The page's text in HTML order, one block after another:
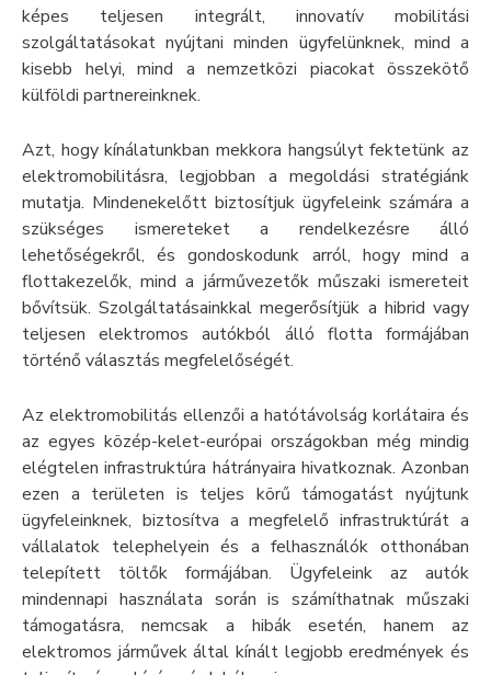
képes teljesen integrált, innovatív mobilitási
szolgáltatásokat nyújtani minden ügyfelünknek, mind a
kisebb helyi, mind a nemzetközi piacokat összekötő
külföldi partnereinknek.
Azt, hogy kínálatunkban mekkora hangsúlyt fektetünk az
elektromobilitásra, legjobban a megoldási stratégiánk
mutatja. Mindenekelőtt biztosítjuk ügyfeleink számára a
szükséges ismereteket a rendelkezésre álló
lehetőségekről, és gondoskodunk arról, hogy mind a
flottakezelők, mind a járművezetők műszaki ismereteit
bővítsük. Szolgáltatásainkkal megerősítjük a hibrid vagy
teljesen elektromos autókból álló flotta formájában
történő választás megfelelőségét.
Az elektromobilitás ellenzői a hatótávolság korlátaira és
az egyes közép-kelet-európai országokban még mindig
elégtelen infrastruktúra hátrányaira hivatkoznak. Azonban
ezen a területen is teljes körű támogatást nyújtunk
ügyfeleinknek, biztosítva a megfelelő infrastruktúrát a
vállalatok telephelyein és a felhasználók otthonában
telepített töltők formájában. Ügyfeleink az autók
mindennapi használata során is számíthatnak műszaki
támogatásra, nemcsak a hibák esetén, hanem az
elektromos járművek által kínált legjobb eredmények és